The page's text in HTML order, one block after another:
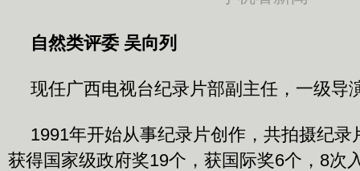
自然类评委 吴向列
现任广西电视台纪录片部副主任，一级导
1991年开始从事纪录片创作，共拍摄纪录
获得国家级政府奖19个，获国际奖6个，8次